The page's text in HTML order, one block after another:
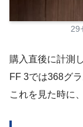
29
購入直後に計測
FF 3では368グ
これを見た時に